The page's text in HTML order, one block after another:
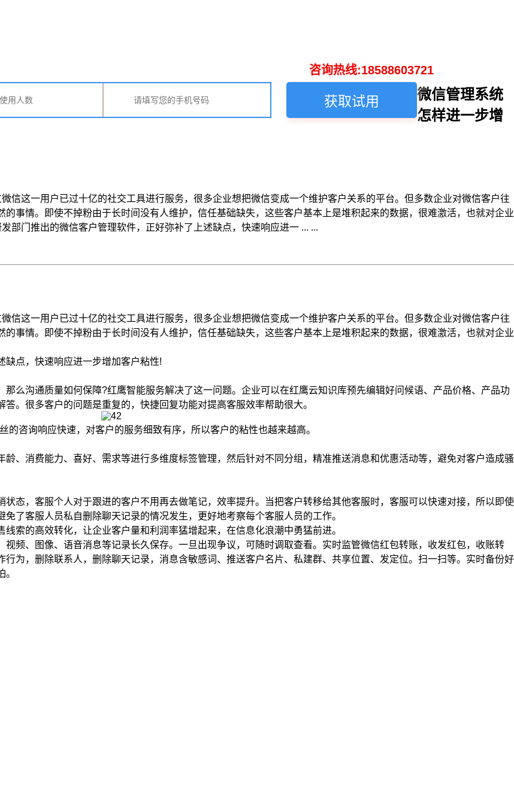
咨询热线:18588603721
获取试用
微信管理系统
怎样进一步增
这一用户已过十亿的社交工具进行服务，很多企业想把微信变成一个维护客户关系的平台。但多数企业对微信客户往
事情。即使不掉粉由于长时间没有人维护，信任基础缺失，这些客户基本上是堆积起来的数据，很难激活，也就对企业
门推出的微信客户管理软件，正好弥补了上述缺点，快速响应进一 ... ...
这一用户已过十亿的社交工具进行服务，很多企业想把微信变成一个维护客户关系的平台。但多数企业对微信客户往
事情。即使不掉粉由于长时间没有人维护，信任基础缺失，这些客户基本上是堆积起来的数据，很难激活，也就对企业
点，快速响应进一步增加客户粘性!
沟通质量如何保障?红鹰智能服务解决了这一问题。企业可以在红鹰云知识库预先编辑好问候语、产品价格、产品功
。很多客户的问题是重复的，快捷回复功能对提高客服效率帮助很大。
询响应快速，对客户的服务细致有序，所以客户的粘性也越来越高。
消费能力、喜好、需求等进行多维度标签管理，然后针对不同分组，精准推送消息和优惠活动等，避免对客户造成骚
，客服个人对于跟进的客户不用再去做笔记，效率提升。当把客户转移给其他客服时，客服可以快速对接，所以即使
了客服人员私自删除聊天记录的情况发生，更好地考察每个客服人员的工作。
的高效转化，让企业客户量和利润率猛增起来，在信息化浪潮中勇猛前进。
、图像、语音消息等记录长久保存。一旦出现争议，可随时调取查看。实时监管微信红包转账，收发红包，收账转
为，删除联系人，删除聊天记录，消息含敏感词、推送客户名片、私建群、共享位置、发定位。扫一扫等。实时备份好